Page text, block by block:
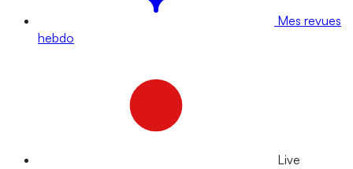
Mes revues
hebdo
Live